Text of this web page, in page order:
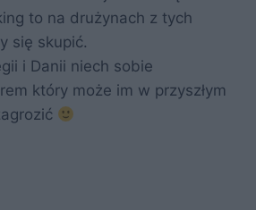
to na drużynach z tych
się skupić.
i Danii niech sobie
który może im w przyszłym